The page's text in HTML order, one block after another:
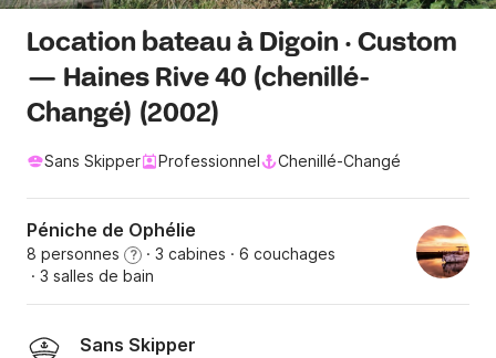
Location bateau à Digoin · Custom
— Haines Rive 40 (chenillé-
Changé) (2002)
Sans Skipper Professionnel Chenillé-Changé
Péniche de Ophélie
8 personnes ? · 3 cabines · 6 couchages
· 3 salles de bain
Sans Skipper